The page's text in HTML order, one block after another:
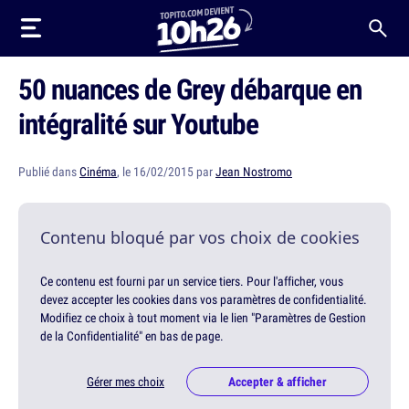
50 nuances de Grey débarque en
intégralité sur Youtube
Publié dansCinéma, le 16/02/2015 parJean Nostromo
Contenu bloqué par vos choix de cookies
Ce contenu est fourni par un service tiers. Pour l'afficher, vous
devez accepter les cookies dans vos paramètres de confidentialité.
Modifiez ce choix à tout moment via le lien "Paramètres de Gestion
de la Confidentialité" en bas de page.
Gérer mes choix Accepter & afficher